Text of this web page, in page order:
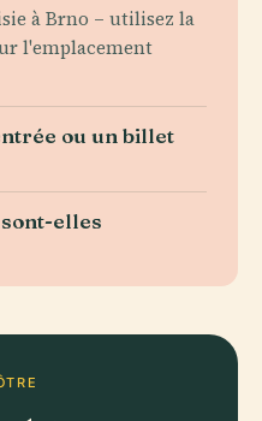
à Brno – utilisez la
l'emplacement
ou un billet
elles